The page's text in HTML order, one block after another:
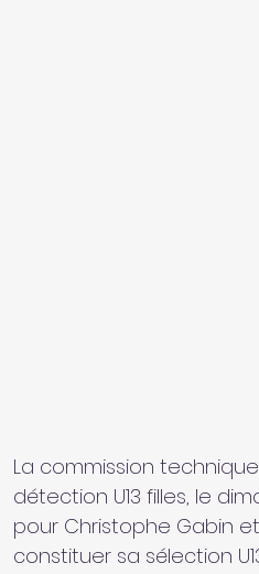
La commission
détection U13 filles, le
pour Christophe Gabin
constituer sa sélection